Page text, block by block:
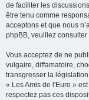
de faciliter les
être tenu comme
acceptons et que nous
phpBB, veuillez consulter
Vous acceptez de ne
vulgaire, diffamatoire,
transgresser la
« Les Amis de l'Euro »
respectez pas ces